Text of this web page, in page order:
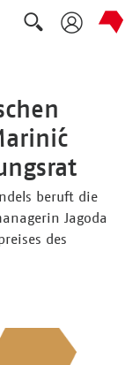
Suche
beruft die
Jagoda
des